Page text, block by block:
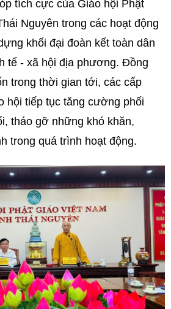
tích cực của Giáo hội Phật
Nguyên trong các hoạt động
khối đại đoàn kết toàn dân
tế - xã hội địa phương. Đồng
trong thời gian tới, các cấp
hội tiếp tục tăng cường phối
tháo gỡ những khó khăn,
trong quá trình hoạt động.